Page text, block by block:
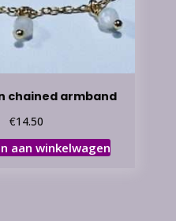
chained armband
€14.50
aan winkelwagen